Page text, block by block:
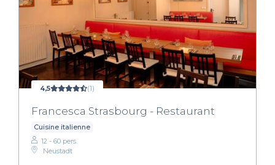
4,5 (1)
Francesca Strasbourg - Restaurant
Cuisine italienne
12 - 60 pers.
Neustadt